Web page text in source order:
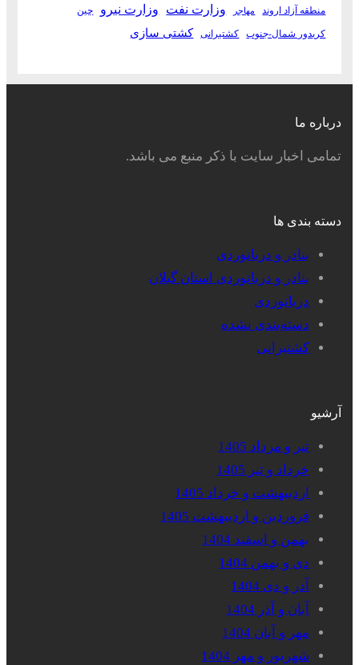
منطقه آزاد اروند مهاجر وزارت نفت وزارت نیرو چین
کریدور شمال-جنوب کشتیرانی کشتی سازی
درباره ما
تمامی اخبار سایت با ذکر منبع می باشد.
دسته بندی ها
بنادر و دریانوردی
بنادر و دریانوردی استان گیلان
دریانوردی
دسته‌بندی نشده
کشتیرانی
آرشیو
تیر و مرداد 1405
خرداد و تیر 1405
اردیبهشت و خرداد 1405
فروردین و اردیبهشت 1405
بهمن و اسفند 1404
دی و بهمن 1404
آذر و دی 1404
آبان و آذر 1404
مهر و آبان 1404
شهریور و مهر 1404